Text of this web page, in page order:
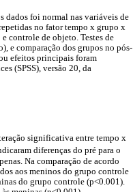
dados foi normal nas variáveis de
no fator tempo x grupo x
controle de objeto. Testes de
e comparação dos grupos no pós-
efeitos principais foram
(SPSS), versão 20, da
significativa entre tempo x
diferenças do pré para o
Na comparação de acordo
aos meninos do grupo controle
do grupo controle (p<0.001).